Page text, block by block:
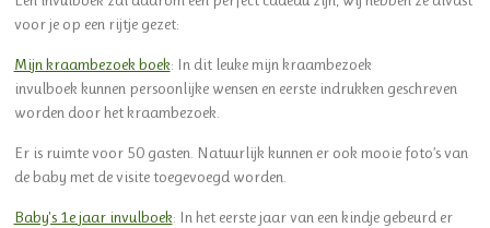
voor je op een rijtje gezet:
Mijn kraambezoek boek: In dit leuke mijn kraambezoek
invulboek kunnen persoonlijke wensen en eerste indrukken geschreven
worden door het kraambezoek.
Er is ruimte voor 50 gasten. Natuurlijk kunnen er ook mooie foto’s van
de baby met de visite toegevoegd worden.
Baby's 1e jaar invulboek: In het eerste jaar van een kindje gebeurd er